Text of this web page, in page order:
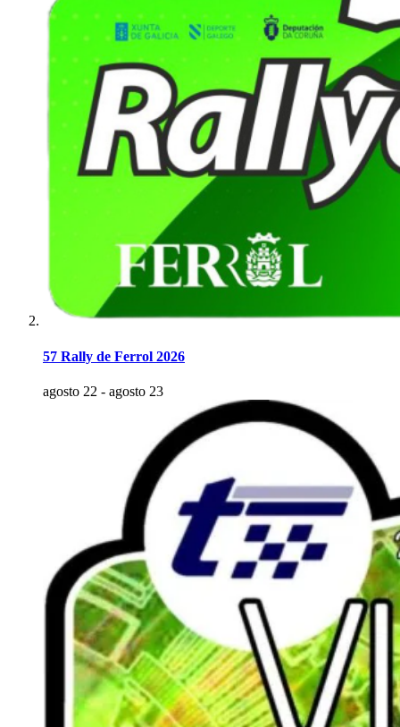
57 Rally de Ferrol 2026
agosto 22 - agosto 23